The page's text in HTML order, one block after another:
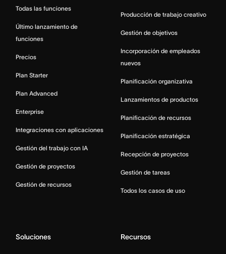
Todas las funciones
Último lanzamiento de
funciones
Precios
Plan Starter
Plan Advanced
Enterprise
Integraciones con aplicaciones
Gestión del trabajo con IA
Gestión de proyectos
Gestión de recursos
Producción de trabajo creativo
Gestión de objetivos
Incorporación de empleados
nuevos
Planificación organizativa
Lanzamientos de productos
Planificación de recursos
Planificación estratégica
Recepción de proyectos
Gestión de tareas
Todos los casos de uso
Soluciones Recursos